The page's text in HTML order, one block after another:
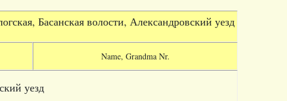
Басанская волости, Александровский уезд
Name, Grandma Nr.
уезд